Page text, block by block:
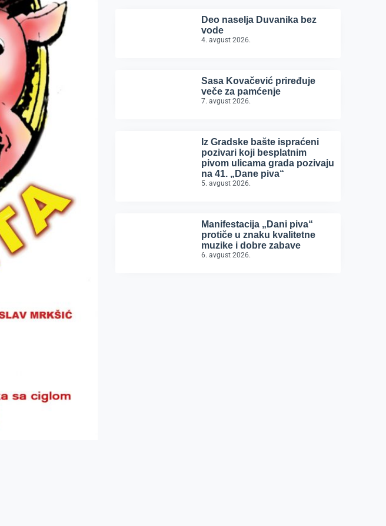
Deo naselja Duvanika bez
vode
4. avgust 2026.
Sasa Kovačević priređuje
veče za pamćenje
7. avgust 2026.
Iz Gradske bašte ispraćeni
pozivari koji besplatnim
pivom ulicama grada pozivaju
na 41. „Dane piva“
5. avgust 2026.
Manifestacija „Dani piva“
protiče u znaku kvalitetne
muzike i dobre zabave
6. avgust 2026.